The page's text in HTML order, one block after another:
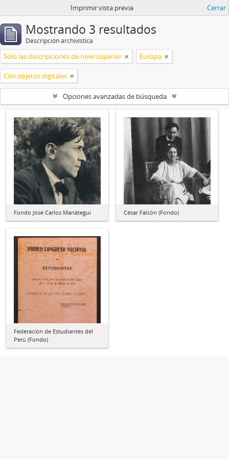
Imprimir vista previa Cerrar
Mostrando 3 resultados
Descripción archivística
Sólo las descripciones de nivel superior Europa
Con objetos digitales
Opciones avanzadas de búsqueda
Fondo José Carlos Mariátegui César Falcón (Fondo)
Federación de Estudiantes del
Perú (Fondo)